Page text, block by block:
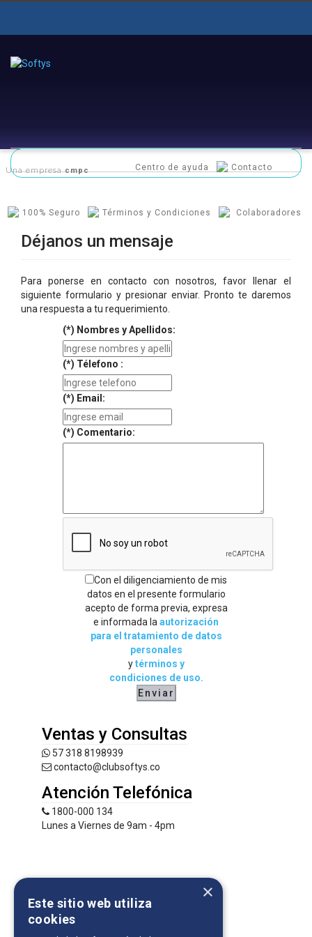
Una empresacmpc Centro de ayuda Contacto
100% Seguro Términos y Condiciones Colaboradores
Contáctenos
Déjanos un mensaje
Para ponerse en contacto con nosotros, favor llenar el
siguiente formulario y presionar enviar. Pronto te daremos
una respuesta a tu requerimiento.
(*) Nombres y Apellidos:
(*) Télefono :
(*) Email:
(*) Comentario:
Con el diligenciamiento de mis
datos en el presente formulario
acepto de forma previa, expresa
e informada la autorización
para el tratamiento de datos
personales
ytérminos y
condiciones de uso.
Enviar
Ventas y Consultas
57 318 8198939
contacto@clubsoftys.co
Atención Telefónica
1800-000 134
Lunes a Viernes de 9am - 4pm
×
Este sitio web utiliza
cookies